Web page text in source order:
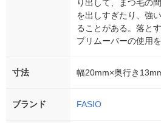
り出して、まつ毛の
を出しすぎたり、強
ることがある。落と
プリムーバーの使用を
寸法 幅20mm×奥行き
ブランド FASIO